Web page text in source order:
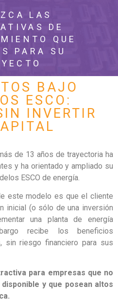
LAS
DE
QUE
PARA SU
BAJO
ESCO:
INVERTIR
de 13 años de trayectoria ha
y ha orientado y ampliado su
ESCO de energía.
este modelo es que el cliente
inicial (o sólo de una inversión
una planta de energía
recibe los beneficios
sin riesgo financiero para sus
para empresas que no
y que posean altos